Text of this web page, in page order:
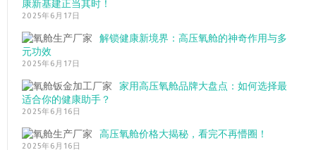
康新基建正当其时！
2025年6月17日
解锁健康新境界：高压氧舱的神奇作用与多
元功效
2025年6月17日
家用高压氧舱品牌大盘点：如何选择最
适合你的健康助手？
2025年6月16日
高压氧舱价格大揭秘，看完不再懵圈！
2025年6月16日